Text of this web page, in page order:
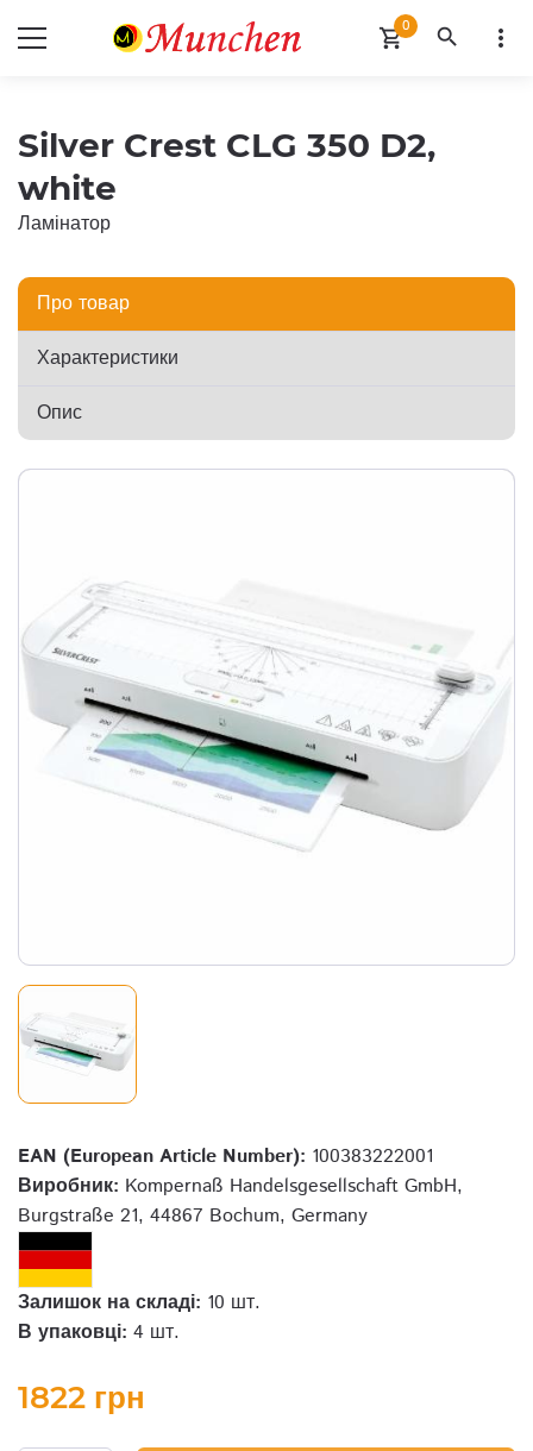
shopping_cart0 search more_vert
Silver Crest CLG 350 D2,
white
Ламінатор
Про товар
Характеристики
Опис
EAN (European Article Number): 100383222001
Виробник: Kompernaß Handelsgesellschaft GmbH,
Burgstraße 21, 44867 Bochum, Germany
Залишок на складі: 10 шт.
В упаковці: 4 шт.
1822 грн